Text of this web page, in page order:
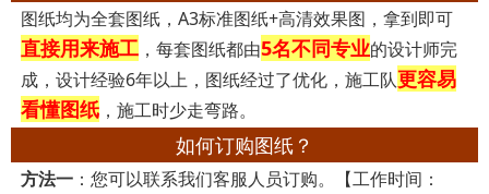
图纸均为全套图纸，A3标准图纸+高清效果图，拿到即可
直接用来施工，每套图纸都由5名不同专业的设计师完
成，设计经验6年以上，图纸经过了优化，施工队更容易
看懂图纸，施工时少走弯路。
如何订购图纸？
方法一：您可以联系我们客服人员订购。【工作时间：